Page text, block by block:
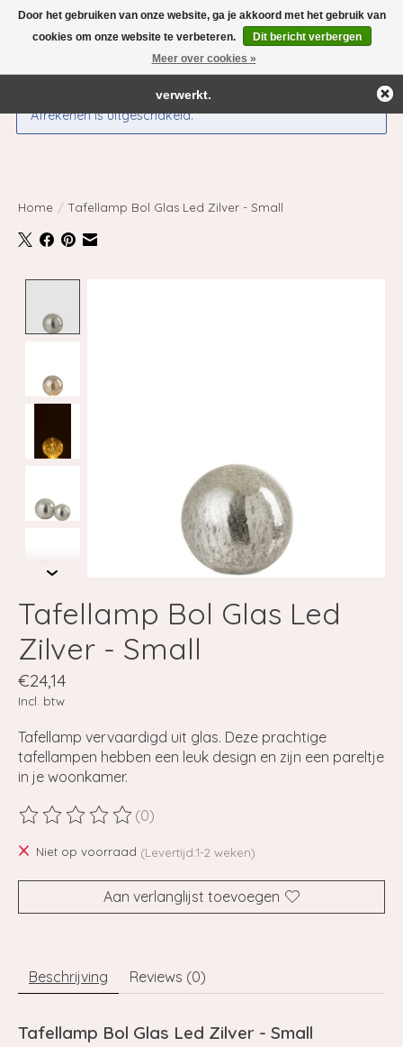
Verlanglijst
Afrekenen is uitgeschakeld.
Home / Tafellamp Bol Glas Led Zilver - Small
Tafellamp Bol Glas Led
Zilver - Small
€24,14
Incl. btw
Tafellamp vervaardigd uit glas. Deze prachtige
tafellampen hebben een leuk design en zijn een pareltje
in je woonkamer.
De beoordeling van dit product is
(0)
Niet op voorraad (Levertijd:1-2 weken)
Aan verlanglijst toevoegen
Beschrijving Reviews (0)
Tafellamp Bol Glas Led Zilver - Small
Door het gebruiken van onze website, ga je akkoord met het gebruik van
cookies om onze website te verbeteren.
Dit bericht verbergen
Meer over cookies »
← Keer terug naar de backofficeDeze winkel is in aanbouw.
Eventueel geplaatste orders zullen niet worden gehonoreerd of
verwerkt.